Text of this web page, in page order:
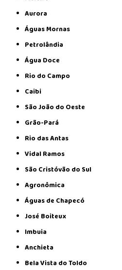
Aurora
Águas Mornas
Petrolândia
Água Doce
Rio do Campo
Caibi
São João do Oeste
Grão-Pará
Rio das Antas
Vidal Ramos
São Cristóvão do Sul
Agronômica
Águas de Chapecó
José Boiteux
Imbuia
Anchieta
Bela Vista do Toldo